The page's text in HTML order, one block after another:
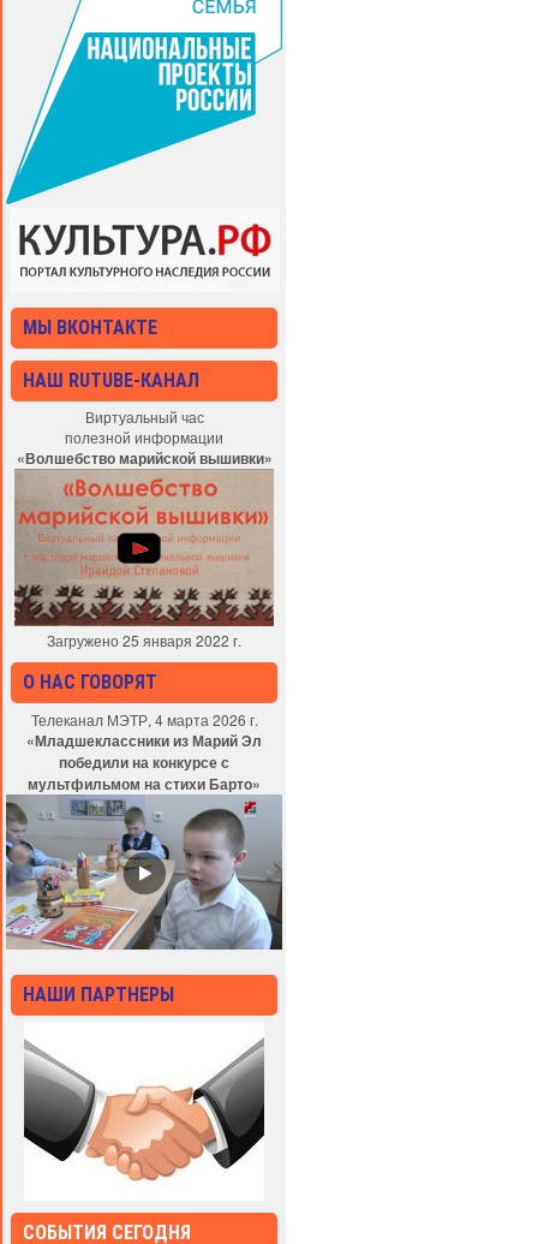
МЫ ВКОНТАКТЕ
НАШ RUTUBE-КАНАЛ
Виртуальный час
полезной информации
«Волшебство марийской вышивки»
Загружено 25 января 2022 г.
О НАС ГОВОРЯТ
Телеканал МЭТР, 4 марта 2026 г.
«Младшеклассники из Марий Эл
победили на конкурсе с
мультфильмом на стихи Барто»
НАШИ ПАРТНЕРЫ
СОБЫТИЯ СЕГОДНЯ